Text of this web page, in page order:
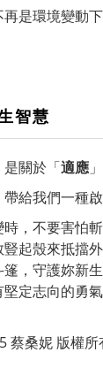
是環境變動
智慧
關於「適應
給我們一種
，不要害怕
起殼來抵擋
，守護妳新
定志向的勇
蔡桑妮 版權所